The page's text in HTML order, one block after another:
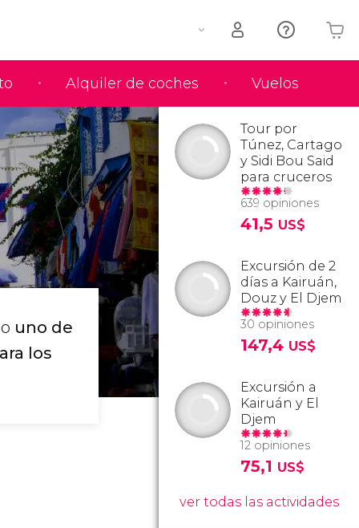
Alquiler de coches Vuelos
Tu carrito está vacío
uno de
los
Tour por
Túnez, Cartago
y Sidi Bou Said
para cruceros
639 opiniones
41,5 US$
Excursión de 2
días a Kairuán,
Douz y El Djem
30 opiniones
147,4 US$
Excursión a
Kairuán y El
Djem
12 opiniones
75,1 US$
ver todas las actividades